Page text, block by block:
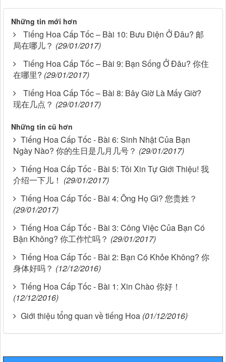
Những tin mới hơn
Tiếng Hoa Cấp Tốc – Bài 10: Bưu Điện Ở Đâu? 邮
局在哪儿？ (29/01/2017)
Tiếng Hoa Cấp Tốc – Bài 9: Bạn Sống Ở Đâu? 你住
在哪里? (29/01/2017)
Tiếng Hoa Cấp Tốc – Bài 8: Bây Giờ Là Mấy Giờ?
现在几点？ (29/01/2017)
Những tin cũ hơn
Tiếng Hoa Cấp Tốc - Bài 6: Sinh Nhật Của Bạn
Ngày Nào? 你的生日是几月几号？ (29/01/2017)
Tiếng Hoa Cấp Tốc - Bài 5: Tôi Xin Tự Giới Thiệu! 我
介绍一下儿！ (29/01/2017)
Tiếng Hoa Cấp Tốc - Bài 4: Ông Họ Gì? 您贵姓？
(29/01/2017)
Tiếng Hoa Cấp Tốc - Bài 3: Công Việc Của Bạn Có
Bận Không? 你工作忙吗？ (29/01/2017)
Tiếng Hoa Cấp Tốc - Bài 2: Bạn Có Khỏe Không? 你
身体好吗？ (12/12/2016)
Tiếng Hoa Cấp Tốc - Bài 1: Xin Chào 你好！
(12/12/2016)
Giới thiệu tổng quan về tiếng Hoa (01/12/2016)